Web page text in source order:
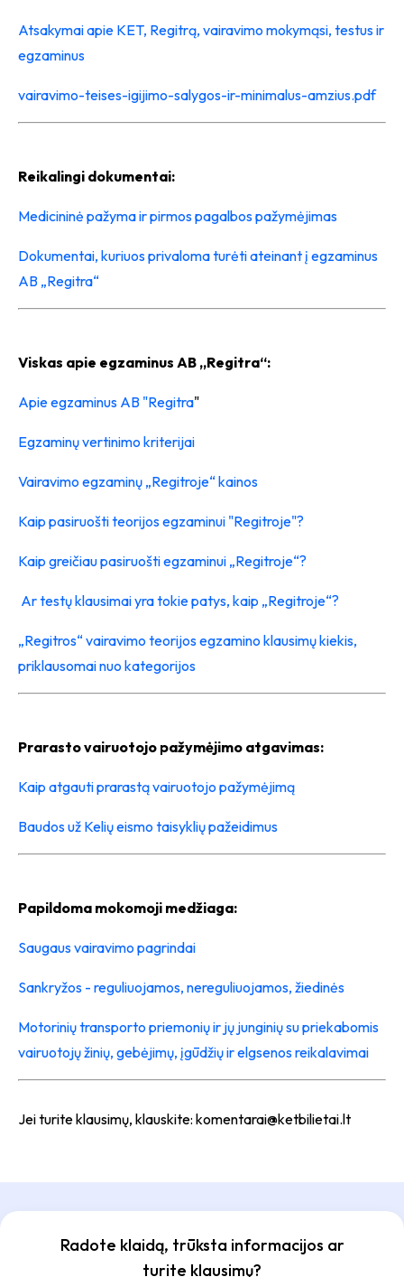
Atsakymai apie KET, Regitrą, vairavimo mokymąsi, testus ir
egzaminus
vairavimo-teises-igijimo-salygos-ir-minimalus-amzius.pdf
Reikalingi dokumentai:
Medicininė pažyma ir pirmos pagalbos pažymėjimas
Dokumentai, kuriuos privaloma turėti ateinant į egzaminus
AB „Regitra“
Viskas apie egzaminus AB „Regitra“:
Apie egzaminus AB "Regitra"
Egzaminų vertinimo kriterijai
Vairavimo egzaminų „Regitroje“ kainos
Kaip pasiruošti teorijos egzaminui "Regitroje"?
Kaip greičiau pasiruošti egzaminui „Regitroje“?
Ar testų klausimai yra tokie patys, kaip „Regitroje“?
„Regitros“ vairavimo teorijos egzamino klausimų kiekis,
priklausomai nuo kategorijos
Prarasto vairuotojo pažymėjimo atgavimas:
Kaip atgauti prarastą vairuotojo pažymėjimą
Baudos už Kelių eismo taisyklių pažeidimus
Papildoma mokomoji medžiaga:
Saugaus vairavimo pagrindai
Sankryžos - reguliuojamos, nereguliuojamos, žiedinės
Motorinių transporto priemonių ir jų junginių su priekabomis
vairuotojų žinių, gebėjimų, įgūdžių ir elgsenos reikalavimai
Jei turite klausimų, klauskite: komentarai@ketbilietai.lt
Radote klaidą, trūksta informacijos ar
turite klausimų?